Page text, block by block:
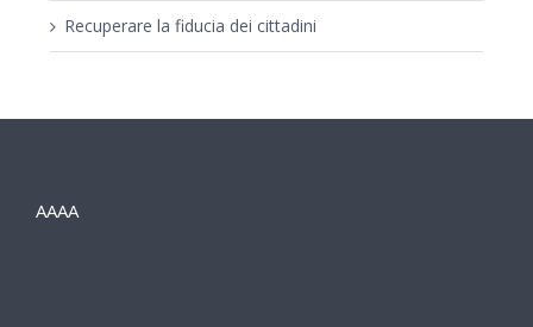
Recuperare la fiducia dei cittadini
AAAA